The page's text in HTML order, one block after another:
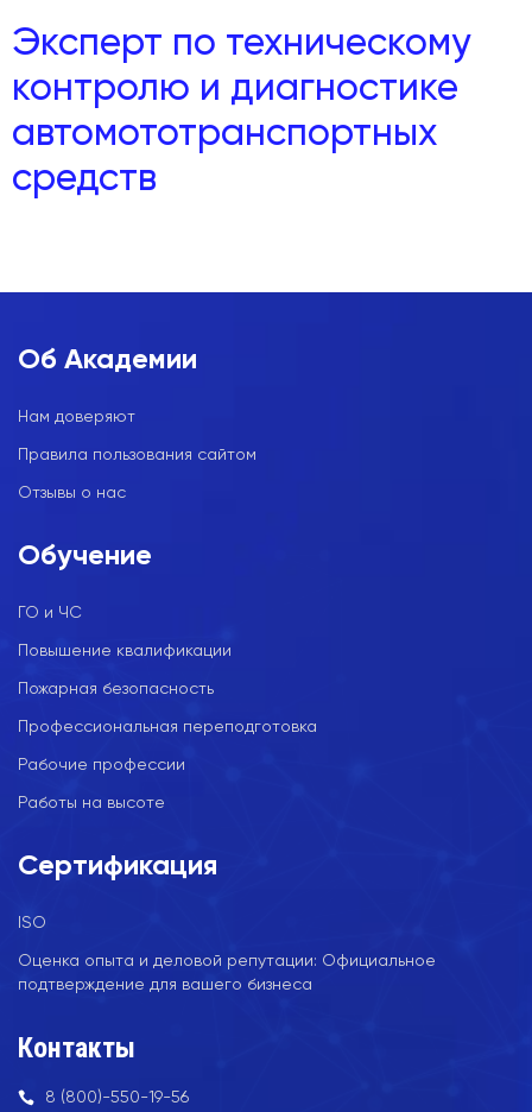
Эксперт по техническому
контролю и диагностике
автомототранспортных
средств
Об Академии
Нам доверяют
Правила пользования сайтом
Отзывы о нас
Обучение
ГО и ЧС
Повышение квалификации
Пожарная безопасность
Профессиональная переподготовка
Рабочие профессии
Работы на высоте
Сертификация
ISO
Оценка опыта и деловой репутации: Официальное
подтверждение для вашего бизнеса
Контакты
8 (800)-550-19-56